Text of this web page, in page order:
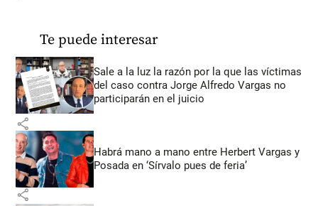
Te puede interesar
Sale a la luz la razón por la que las víctimas
del caso contra Jorge Alfredo Vargas no
participarán en el juicio
share
Habrá mano a mano entre Herbert Vargas y
Posada en ‘Sírvalo pues de feria’
share